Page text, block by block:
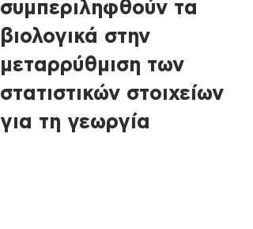
συμπεριληφθούν τα
βιολογικά στην
μεταρρύθμιση των
στατιστικών στοιχείων
για τη γεωργία